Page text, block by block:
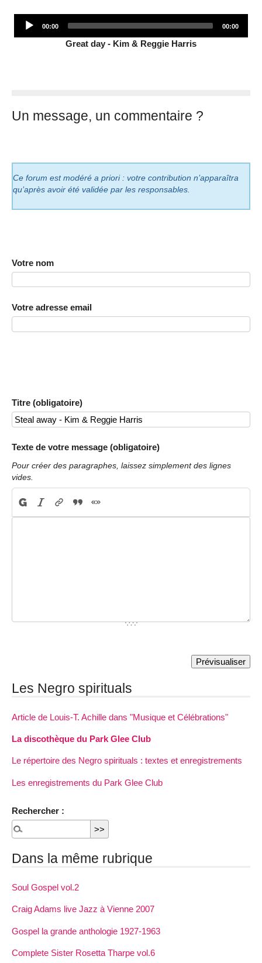
Current
00:00
Total
00:00
Great day - Kim & Reggie Harris
Un message, un commentaire ?
Ce forum est modéré a priori : votre contribution n’apparaîtra
qu’après avoir été validée par les responsables.
Votre nom
Votre adresse email
Titre (obligatoire)
Texte de votre message (obligatoire)
Pour créer des paragraphes, laissez simplement des lignes
vides.
Les Negro spirituals
Article de Louis-T. Achille dans "Musique et Célébrations"
La discothèque du Park Glee Club
Le répertoire des Negro spirituals : textes et enregistrements
Les enregistrements du Park Glee Club
Rechercher :
Dans la même rubrique
Soul Gospel vol.2
Craig Adams live Jazz à Vienne 2007
Gospel la grande anthologie 1927-1963
Complete Sister Rosetta Tharpe vol.6